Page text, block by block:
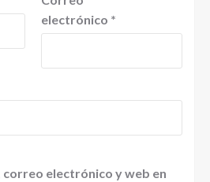
electrónico *
correo electrónico y web en